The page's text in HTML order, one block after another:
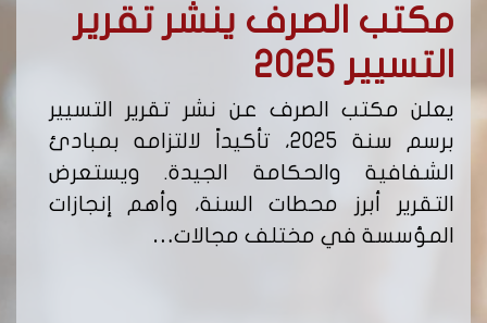
مكتب الصرف ينشر تقرير
التسيير 2025
يعلن مكتب الصرف عن نشر تقرير التسيير
برسم سنة 2025، تأكيداً لالتزامه بمبادئ
الشفافية والحكامة الجيدة. ويستعرض
التقرير أبرز محطات السنة، وأهم إنجازات
المؤسسة في مختلف مجالات…